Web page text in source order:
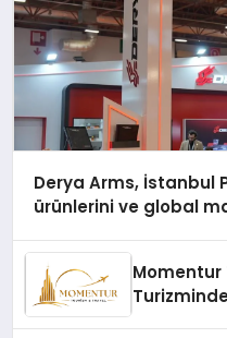
Derya Arms, İstanbul
ürünlerini ve global
Momentur